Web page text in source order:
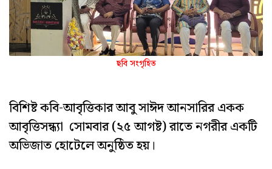
ছবি সংগৃহিত
বিশিষ্ট কবি-আবৃত্তিকার আবু সাঈদ আনসারির একক
আবৃত্তিসন্ধ্যা সোমবার (২৫ আগষ্ট) রাতে নগরীর একটি
অভিজাত হোটেলে অনুষ্ঠিত হয়।